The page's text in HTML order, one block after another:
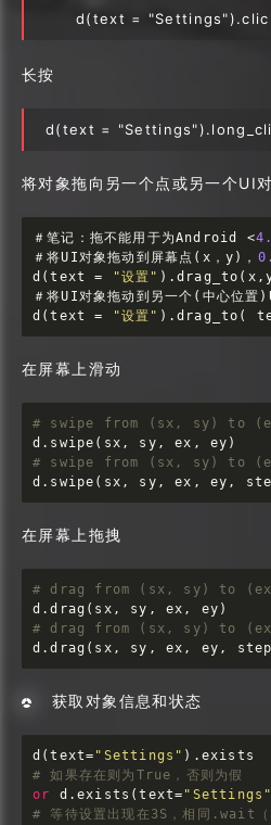
d(text =
长按
d(text =
将对象拖向另一个点或另一个UI
＃笔记：拖不能用于为Android <
＃将UI对象拖动到屏幕点(x，y)，
d(text =
"设置"
＃将UI对象拖动到另一个(中心位置
d(text =
"设置" ).drag_to(
在屏幕上滑动
# swipe from (sx, sy) to
# swipe from (sx, sy) to
d.swipe(sx, sy, ex, ey,
在屏幕上拖拽
# drag from (sx, sy) to
# drag from (sx, sy) to
d.drag(sx, sy, ex, ey,
获取对象信息和状态
d(text= "Settings"
# 如果存在则为True，否则为假
or
d.exists(text= "Settings"
# 等待设置出现在3S，相同.wait（